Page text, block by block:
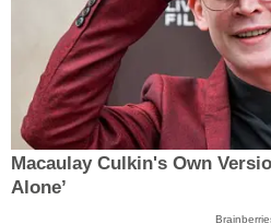
Macaulay Culkin's Own
Alone’